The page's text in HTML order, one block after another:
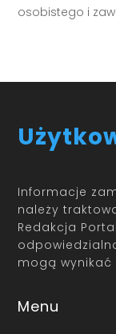
osobistego i
Informacje
należy
Redakcja
mogą wynikać
Menu